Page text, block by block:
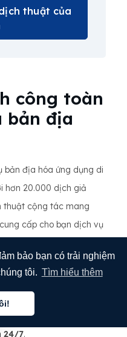
bảo bạn có trải nghiệm
tôi. Tìm hiểu thêm
thuật của
công toàn
bản địa
bản địa hóa ứng dụng di
hơn 20.000 dịch giả
thuật cộng tác mang
cấp cho bạn dịch vụ
biết thêm thông tin về
bạn với MotaWord, vui
địa chỉ
trực tiếp với chúng
24/7.